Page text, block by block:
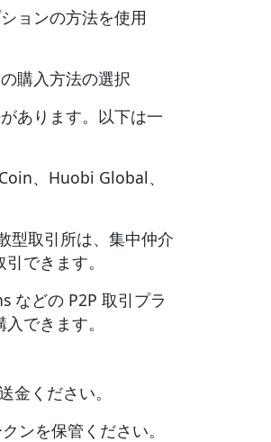
ョンの方法を使用
購入方法の選択
あります。以下は一
、Huobi Global、
型取引所は、集中仲介
できます。
などの P2P 取引プラ
できます。
金ください。
ンを保管ください。